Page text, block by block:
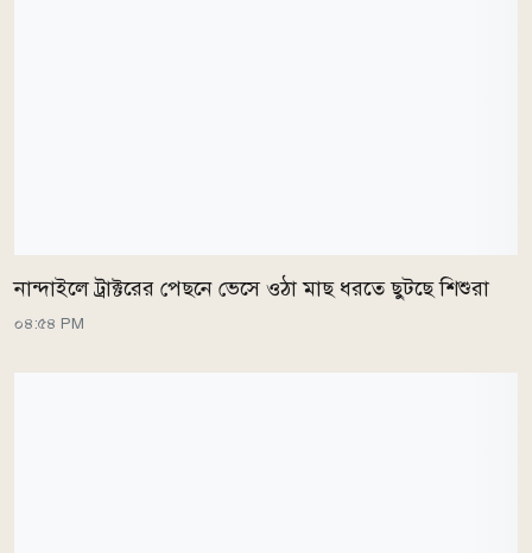
নান্দাইলে ট্রাক্টরের পেছনে ভেসে ওঠা মাছ ধরতে ছুটছে শিশুরা
০৪:৫৪ PM